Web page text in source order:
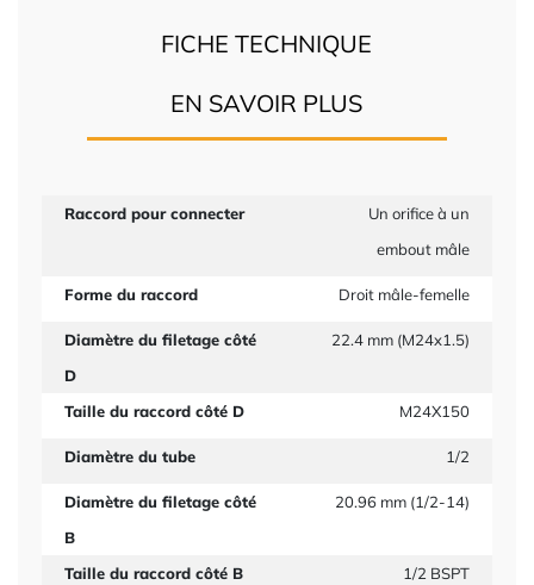
FICHE TECHNIQUE
EN SAVOIR PLUS
Raccord pour connecter
Un orifice à un
embout mâle
Forme du raccord Droit mâle-femelle
Diamètre du filetage côté
D
22.4 mm (M24x1.5)
Taille du raccord côté D M24X150
Diamètre du tube 1/2
Diamètre du filetage côté
B
20.96 mm (1/2-14)
Taille du raccord côté B 1/2 BSPT